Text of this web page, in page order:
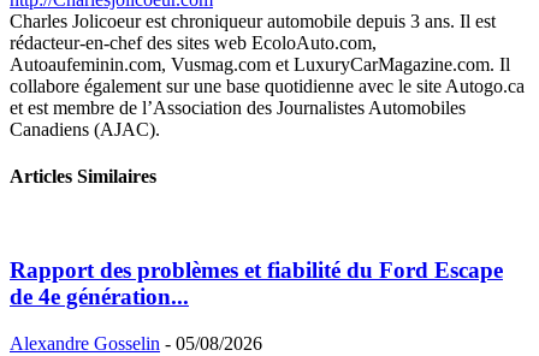
Charles Jolicoeur est chroniqueur automobile depuis 3 ans. Il est
rédacteur-en-chef des sites web EcoloAuto.com,
Autoaufeminin.com, Vusmag.com et LuxuryCarMagazine.com. Il
collabore également sur une base quotidienne avec le site Autogo.ca
et est membre de l’Association des Journalistes Automobiles
Canadiens (AJAC).
Articles Similaires
Rapport des problèmes et fiabilité du Ford Escape
de 4e génération...
Alexandre Gosselin - 05/08/2026